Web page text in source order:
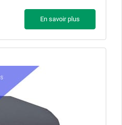
En savoir plus